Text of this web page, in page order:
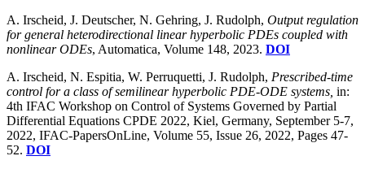
A. Irscheid, J. Deutscher, N. Gehring, J. Rudolph, Output regulation
for general heterodirectional linear hyperbolic PDEs coupled with
nonlinear ODEs, Automatica, Volume 148, 2023. DOI
A. Irscheid, N. Espitia, W. Perruquetti, J. Rudolph, Prescribed-time
control for a class of semilinear hyperbolic PDE-ODE systems, in:
4th IFAC Workshop on Control of Systems Governed by Partial
Differential Equations CPDE 2022, Kiel, Germany, September 5-7,
2022, IFAC-PapersOnLine, Volume 55, Issue 26, 2022, Pages 47-
52. DOI